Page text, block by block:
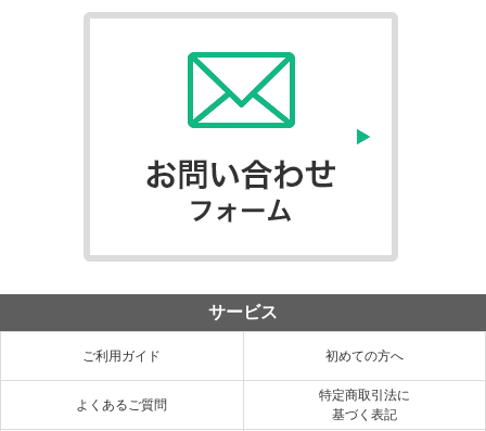
サービス
ご利用ガイド 初めての方へ
よくあるご質問
特定商取引法に
基づく表記